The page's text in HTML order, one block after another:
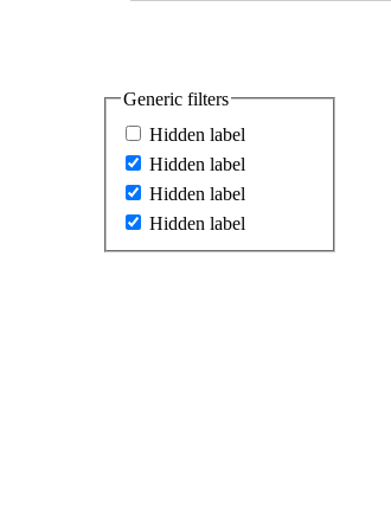
Generic filters
Hidden label
Hidden label
Hidden label
Hidden label